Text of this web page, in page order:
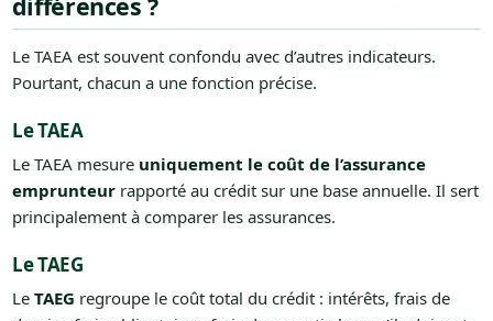
différences ?
Le TAEA est souvent confondu avec d’autres indicateurs.
Pourtant, chacun a une fonction précise.
Le TAEA
Le TAEA mesure uniquement le coût de l’assurance
emprunteurrapporté au crédit sur une base annuelle. Il sert
principalement à comparer les assurances.
Le TAEG
Le TAEG regroupe le coût total du crédit : intérêts, frais de